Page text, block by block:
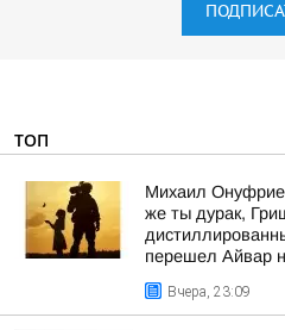
ТОП
Михаил
же ты дурак,
перешел Айвар
Вчера, 23:09